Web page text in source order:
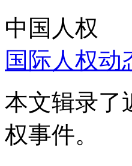
中国人权
国际人权动
本文辑录了
权事件。